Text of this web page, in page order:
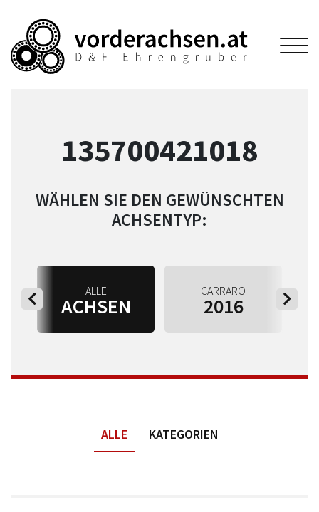
135700421018
WÄHLEN SIE DEN GEWÜNSCHTEN
ACHSENTYP:
ALLE
ACHSEN
CARRARO
2016
ALLE KATEGORIEN